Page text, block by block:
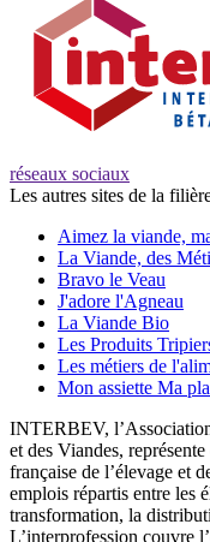
réseaux sociaux
Les autres sites de la
Aimez la viande,
La Viande, des
Bravo le Veau
J'adore l'Agneau
La Viande Bio
Les Produits
Les métiers de
Mon assiette Ma
INTERBEV,
et des Viandes,
française de l’élevage et
emplois répartis entre les
transformation, la
L’interprofession couvre